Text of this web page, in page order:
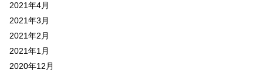
2021年4月
2021年3月
2021年2月
2021年1月
2020年12月